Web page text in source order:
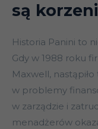
są
Historia Panini to
Gdy w 1988 roku
Maxwell,
w problemy
w zarządzie i
menadżerów